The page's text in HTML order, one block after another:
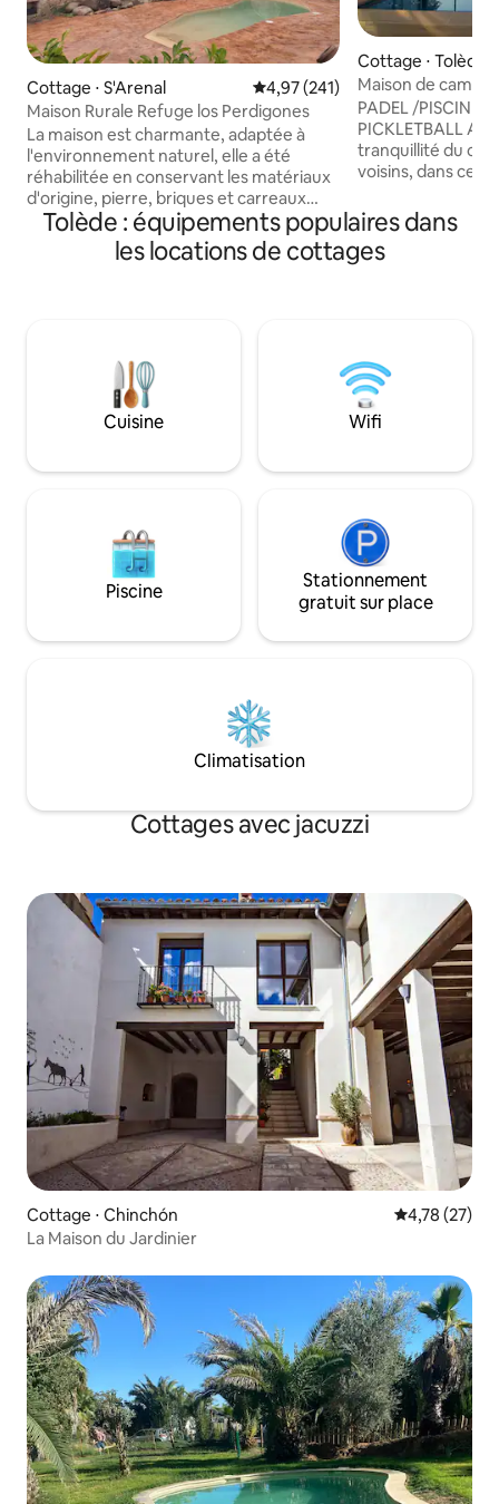
Cottage ⋅ S'Arenal Évaluation moyenne sur la
4,97 (241)
Maison Rurale Refuge los Perdigones
La maison est charmante, adaptée à
l'environnement naturel, elle a été
réhabilitée en conservant les matériaux
d'origine, pierre, briques et carreaux
d'argile faits à la main, bois de
châtaignier... La lumière provient de
panneaux solaires et d'un générateur
et d'une table à l'extérieur avec un grand
jardin. Cheminée et chauffage. (Bois de
chauffage payant 20 €) Parking privé. À
l'écart du bruit. Massage payant.
Cottage ⋅ Tolède
Maison de
Padel, Barbecue
PADEL /PISCINE
PICKLETBALL
tranquillité du
voisins, dans
garçon ou de
forte, les cris et
générant un bruit
Tout usage exclusif
accède par un
km cela prend 10
Tolède : équipements populaires dans
les locations de cottages
Cuisine Wifi
Piscine
Stationnement
gratuit sur place
Climatisation
Cottages avec jacuzzi
Cottage ⋅ Chinchón Évaluation
4,78 (27)
La Maison du Jardinier